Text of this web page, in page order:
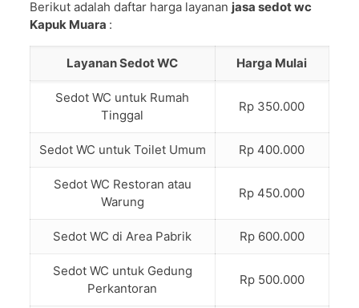
Berikut adalah daftar harga layanan jasa sedot wc
Kapuk Muara :
Layanan Sedot WC Harga Mulai
Sedot WC untuk Rumah
Tinggal
Rp 350.000
Sedot WC untuk Toilet Umum Rp 400.000
Sedot WC Restoran atau
Warung
Rp 450.000
Sedot WC di Area Pabrik Rp 600.000
Sedot WC untuk Gedung
Perkantoran
Rp 500.000